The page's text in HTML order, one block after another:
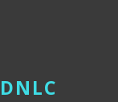
DNLC